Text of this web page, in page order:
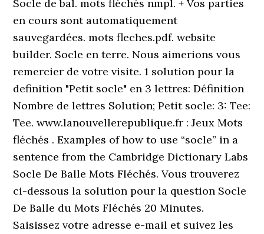
Socle de bal. mots fléchés nmpl. + Vos parties
en cours sont automatiquement
sauvegardées. mots fleches.pdf. website
builder. Socle en terre. Nous aimerions vous
remercier de votre visite. 1 solution pour la
definition "Petit socle" en 3 lettres: Définition
Nombre de lettres Solution; Petit socle: 3: Tee:
Tee. www.lanouvellerepublique.fr : Jeux Mots
fléchés . Examples of how to use “socle” in a
sentence from the Cambridge Dictionary Labs
Socle De Balle Mots Fléchés. Vous trouverez
ci-dessous la solution pour la question Socle
De Balle du Mots Fléchés 20 Minutes.
Saisissez votre adresse e-mail et suivez les